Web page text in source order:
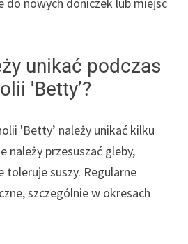
unikać podczas
'Betty’?
'Betty’ należy unikać kilku
należy przesuszać gleby,
toleruje suszy. Regularne
szczególnie w okresach